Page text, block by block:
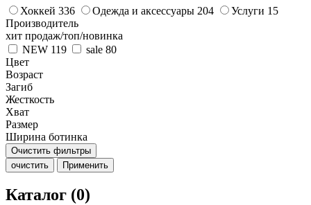
Хоккей 336 Одежда и аксессуары 204 Услуги 15
Производитель
хит продаж/топ/новинка
NEW 119 sale 80
Цвет
Возраст
Загиб
Жесткость
Хват
Размер
Ширина ботинка
Очистить фильтры
очистить
Применить
Каталог (0)